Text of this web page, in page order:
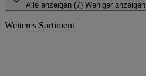
Alle anzeigen (7) Weniger anzeigen
Weiteres Sortiment